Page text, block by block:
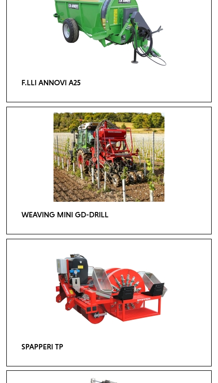
F.LLI ANNOVI A25
WEAVING MINI GD-DRILL
SPAPPERI TP